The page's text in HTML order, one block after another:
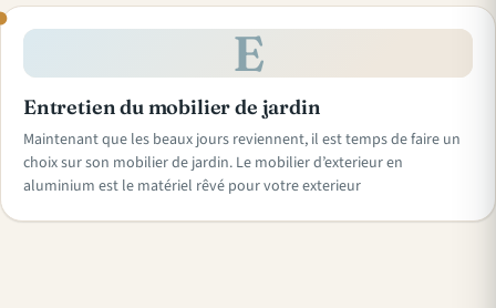
E
Entretien du mobilier de jardin
Maintenant que les beaux jours reviennent, il est temps de faire un
choix sur son mobilier de jardin. Le mobilier d’exterieur en
aluminium est le matériel rêvé pour votre exterieur